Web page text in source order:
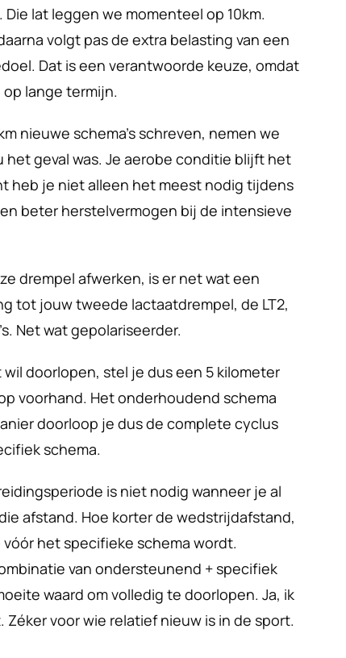
lat leggen we momenteel op 10km.
volgt pas de extra belasting van een
Dat is een verantwoorde keuze, omdat
lange termijn.
nieuwe schema’s schreven, nemen we
geval was. Je aerobe conditie blijft het
heb je niet alleen het meest nodig tijdens
beter herstelvermogen bij de intensieve
drempel afwerken, is er net wat een
tot jouw tweede lactaatdrempel, de LT2,
Net wat gepolariseerder.
wil doorlopen, stel je dus een 5 kilometer
voorhand. Het onderhoudend schema
doorloop je dus de complete cyclus
schema.
is niet nodig wanneer je al
afstand. Hoe korter de wedstrijdafstand,
het specifieke schema wordt.
van ondersteunend + specifiek
waard om volledig te doorlopen. Ja, ik
voor wie relatief nieuw is in de sport.